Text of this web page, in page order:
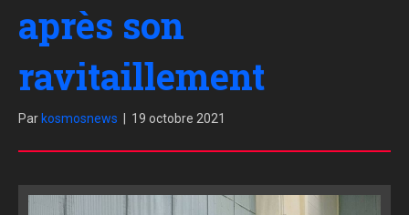
après son
ravitaillement
Par kosmosnews 19 octobre 2021